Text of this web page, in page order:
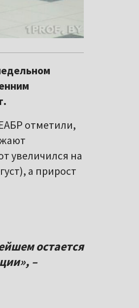
отметили,
увеличился на
а прирост
остается
–